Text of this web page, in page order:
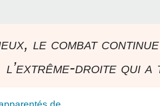
le combat
l’extrême-droite qui